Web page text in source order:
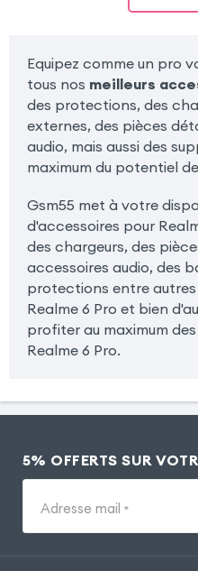
Equipez comme un pro
tous nos meilleurs
des protections, des
externes, des pièces
audio, mais aussi des
maximum du potentiel
Gsm55 met à votre
d'accessoires pour
des chargeurs, des
accessoires audio, des
protections entre
Realme 6 Pro et bien
profiter au maximum
Realme 6 Pro.
5% OFFERTS SUR
Adresse mail *